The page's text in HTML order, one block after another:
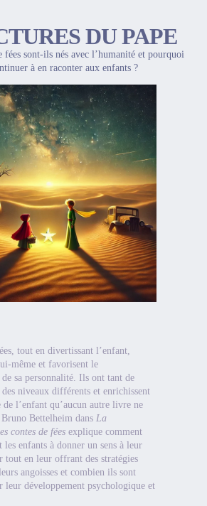
DU PAPE
fées sont-ils nés avec l’humanité et pourquoi
à en raconter aux enfants ?
tout en divertissant l’enfant,
même et favorisent le
sa personnalité. Ils ont tant de
niveaux différents et enrichissent
l’enfant qu’aucun autre livre ne
Bettelheim dans La
contes de féesexplique comment
les enfants à donner un sens à leur
tout en leur offrant des stratégies
angoisses et combien ils sont
leur développement psychologique et